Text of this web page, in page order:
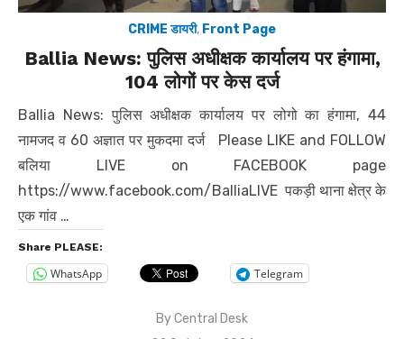
CRIME डायरी, Front Page
Ballia News: पुलिस अधीक्षक कार्यालय पर हंगामा,
104 लोगों पर केस दर्ज
Ballia News: पुलिस अधीक्षक कार्यालय पर लोगो का हंगामा, 44
नामजद व 60 अज्ञात पर मुकदमा दर्ज Please LIKE and FOLLOW
बलिया LIVE on FACEBOOK page
https://www.facebook.com/BalliaLIVE पकड़ी थाना क्षेत्र के
एक गांव …
Share PLEASE:
WhatsApp Telegram
ByCentral Desk